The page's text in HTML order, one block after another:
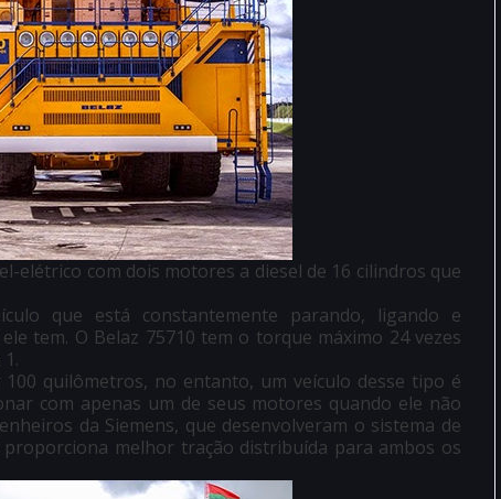
elétrico com dois motores a diesel de 16 cilindros que
que está constantemente parando, ligando e
tem. O Belaz 75710 tem o torque máximo 24 vezes
quilômetros, no entanto, um veículo desse tipo é
com apenas um de seus motores quando ele não
da Siemens, que desenvolveram o sistema de
melhor tração distribuída para ambos os